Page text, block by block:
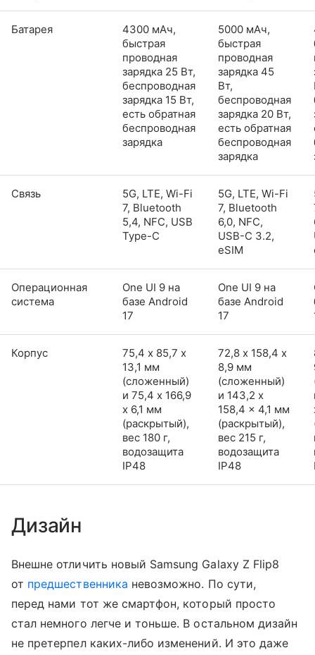
Батарея
4300 мАч,
быстрая
проводная
зарядка 25 Вт,
беспроводная
зарядка 15 Вт,
есть обратная
беспроводная
зарядка
5000 мАч,
быстрая
проводная
зарядка 45
Вт,
беспроводная
зарядка 20 Вт,
есть обратная
беспроводная
зарядка
Связь
5G, LTE, Wi-Fi
7, Bluetooth
5,4, NFC, USB
Type-C
5G, LTE, Wi-Fi
7, Bluetooth
6,0, NFC,
USB-C 3.2,
eSIM
Операционная
система
One UI 9 на
базе Android
17
One UI 9 на
базе Android
17
Корпус
75,4 х 85,7 х
13,1 мм
(сложенный)
и 75,4 x 166,9
x 6,1 мм
(раскрытый),
вес 180 г,
водозащита
IP48
72,8 х 158,4 х
8,9 мм
(сложенный)
и 143,2 x
158,4 x 4,1 мм
(раскрытый),
вес 215 г,
водозащита
IP48
Дизайн
Внешне отличить новый Samsung Galaxy Z Flip8
от предшественника невозможно. По сути,
перед нами тот же смартфон, который просто
стал немного легче и тоньше. В остальном дизайн
не претерпел каких-либо изменений. И это даже